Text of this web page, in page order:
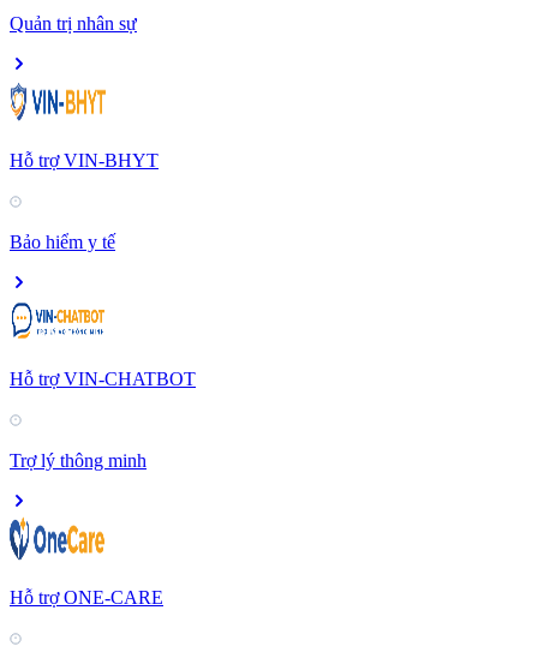
Quản trị nhân sự
Hỗ trợ VIN-BHYT
Bảo hiểm y tế
Hỗ trợ VIN-CHATBOT
Trợ lý thông minh
Hỗ trợ ONE-CARE